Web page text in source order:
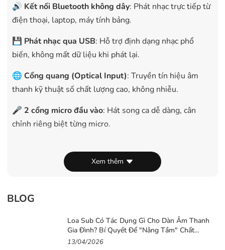
🔊 Kết nối Bluetooth không dây: Phát nhạc trực tiếp từ
điện thoại, laptop, máy tính bảng.
💾 Phát nhạc qua USB: Hỗ trợ định dạng nhạc phổ
biến, không mất dữ liệu khi phát lại.
🌐 Cổng quang (Optical Input): Truyền tín hiệu âm
thanh kỹ thuật số chất lượng cao, không nhiễu.
🎤 2 cổng micro đầu vào: Hát song ca dễ dàng, cân
chỉnh riêng biệt từng micro.
trầm, trung, cao giúp âm thanh hài hòa, phù hợp mọi
💡Màn hình LED hiển thị trực quan
Thiết kế khung nhôm chắc chắn, chuyên nghiệp
tản nhiệt tốt, bền bỉ theo thời gian.
Xem thêm
BLOG
Loa Sub Có Tác Dụng Gì Cho Dàn Âm Thanh
Gia Đình? Bí Quyết Để "Nâng Tầm" Chất
Lượng Âm Thanh Cho Dàn Loa Gia Đình
13/04/2026